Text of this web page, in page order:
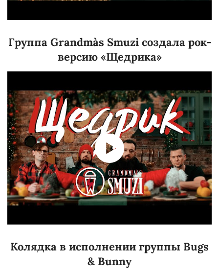
Группа Grandma`s Smuzi создала рок-
версию «Щедрика»
Колядка в исполнении группы Bugs
& Bunny